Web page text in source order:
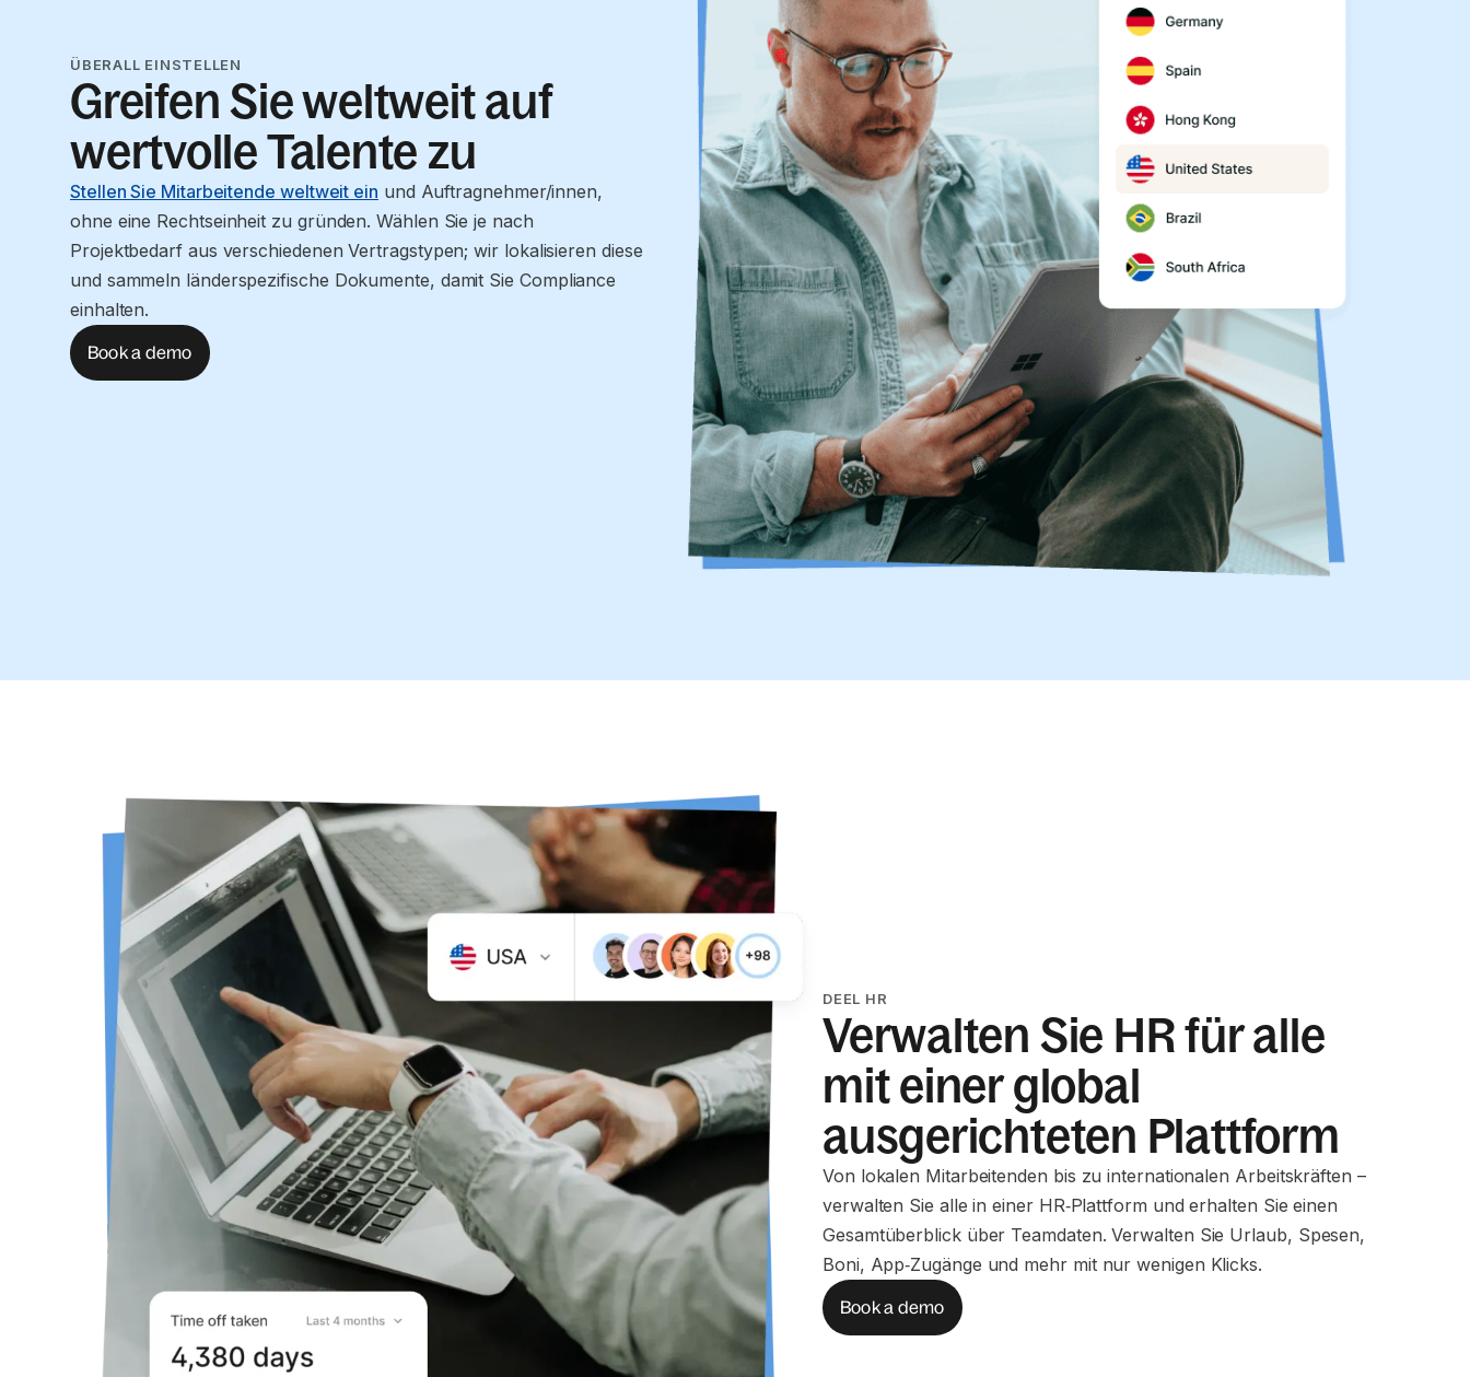
ÜBERALL EINSTELLEN
Greifen Sie weltweit auf
wertvolle Talente zu
Stellen Sie Mitarbeitende weltweit ein und Auftragnehmer/innen,
ohne eine Rechtseinheit zu gründen. Wählen Sie je nach
Projektbedarf aus verschiedenen Vertragstypen; wir lokalisieren diese
und sammeln länderspezifische Dokumente, damit Sie Compliance
einhalten.
Book a demo
DEEL HR
Verwalten Sie HR für alle
mit einer global
ausgerichteten Plattform
Von lokalen Mitarbeitenden bis zu internationalen Arbeitskräften –
verwalten Sie alle in einer HR‑Plattform und erhalten Sie einen
Gesamtüberblick über Teamdaten. Verwalten Sie Urlaub, Spesen,
Boni, App‑Zugänge und mehr mit nur wenigen Klicks.
Book a demo